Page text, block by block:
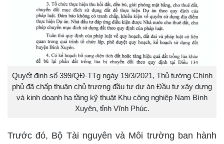
Quyết định số 399/QĐ-TTg ngày 19/3/2021, Thủ tướng Chính
phủ đã chấp thuận chủ trương đầu tư dự án Đầu tư xây dựng
và kinh doanh hạ tầng kỹ thuật Khu công nghiệp Nam Bình
Xuyên, tỉnh Vĩnh Phúc.
Trước đó, Bộ Tài nguyên và Môi trường ban hành